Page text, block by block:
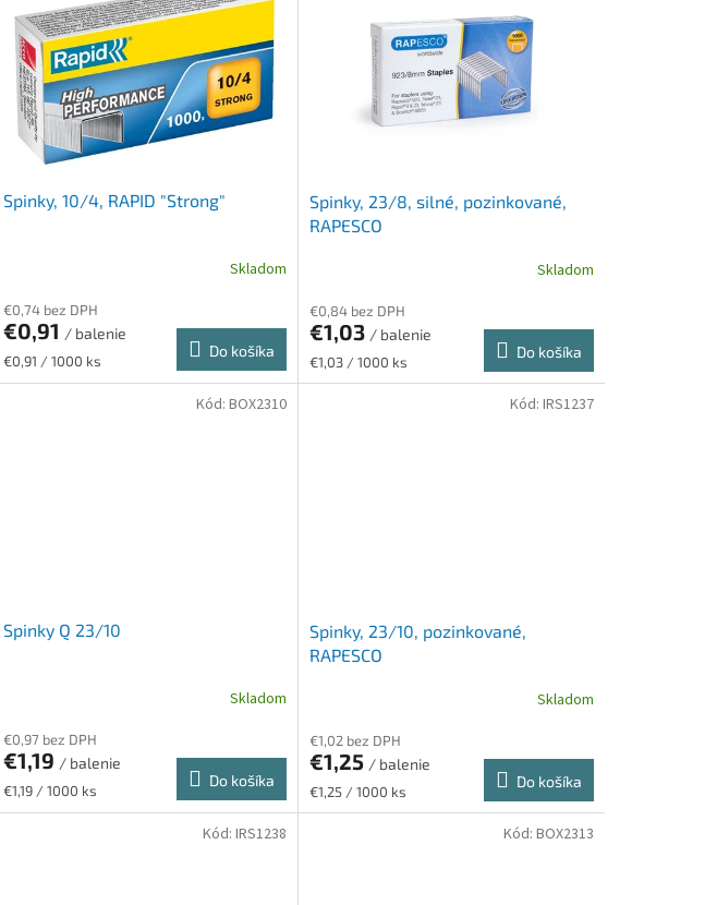
Spinky, 10/4, RAPID "Strong"
Skladom
€0,74 bez DPH
€0,91 / balenie
Jednotková
cena:
€0,91 / 1000 ks
Do košíka
Spinky, 23/8, silné, pozinkované,
RAPESCO
Skladom
€0,84 bez DPH
€1,03 / balenie
Jednotková
cena:
€1,03 / 1000 ks
Do košíka
Spinky Q 23/10
Skladom
€0,97 bez DPH
€1,19 / balenie
Jednotková
cena:
€1,19 / 1000 ks
Do košíka
Kód: BOX2310
Spinky, 23/10, pozinkované,
RAPESCO
Skladom
€1,02 bez DPH
€1,25 / balenie
Jednotková
cena:
€1,25 / 1000 ks
Do košíka
Kód: IRS1237
Kód: IRS1238 Kód: BOX2313